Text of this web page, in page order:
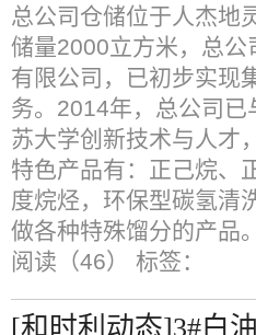
总公司仓储位于人杰地
储量2000立方米，总
有限公司，已初步实现
务。2014年，总公司
苏大学创新技术与人才
特色产品有：正己烷、
度烷烃，环保型碳氢清
做各种特殊馏分的产品
阅读（46） 标签：
[和时利动态]3#白